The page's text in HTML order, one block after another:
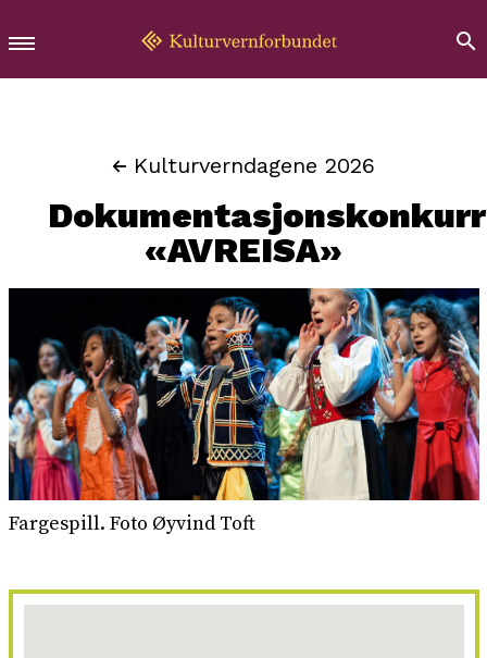
Kulturverndagene 2026
«AVREISA»
Fargespill. Foto Øyvind Toft